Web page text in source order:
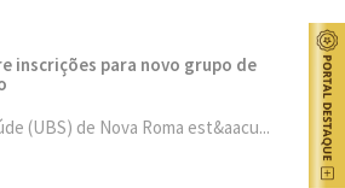
inscrições para novo grupo de
(UBS) de Nova Roma est&aacu...